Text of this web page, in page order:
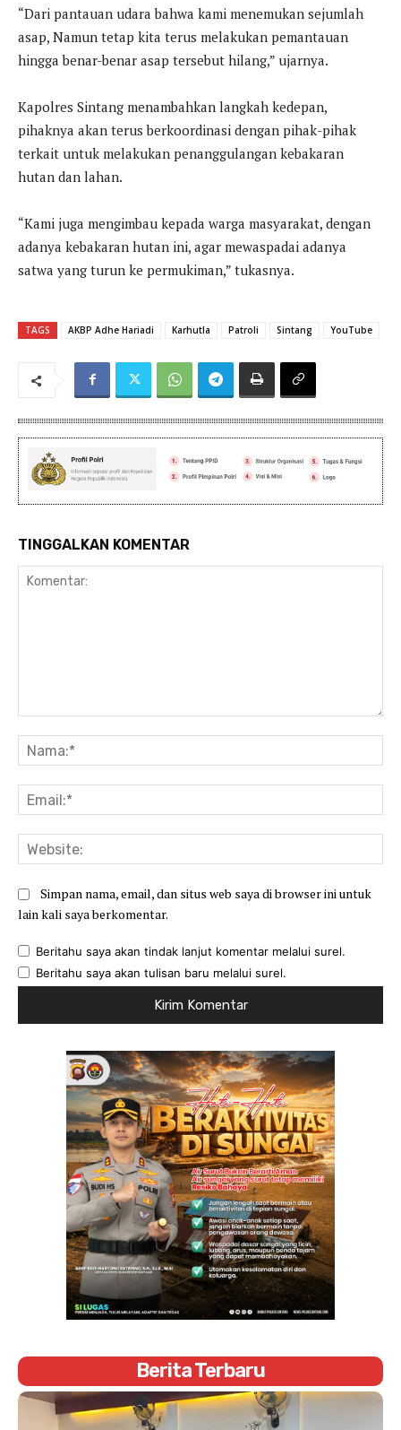
“Dari pantauan udara bahwa kami menemukan sejumlah
asap, Namun tetap kita terus melakukan pemantauan
hingga benar-benar asap tersebut hilang,” ujarnya.
Kapolres Sintang menambahkan langkah kedepan,
pihaknya akan terus berkoordinasi dengan pihak-pihak
terkait untuk melakukan penanggulangan kebakaran
hutan dan lahan.
“Kami juga mengimbau kepada warga masyarakat, dengan
adanya kebakaran hutan ini, agar mewaspadai adanya
satwa yang turun ke permukiman,” tukasnya.
TAGS AKBP Adhe Hariadi Karhutla Patroli Sintang YouTube
TINGGALKAN KOMENTAR
Simpan nama, email, dan situs web saya di browser ini untuk
lain kali saya berkomentar.
Beritahu saya akan tindak lanjut komentar melalui surel.
Beritahu saya akan tulisan baru melalui surel.
Berita Terbaru